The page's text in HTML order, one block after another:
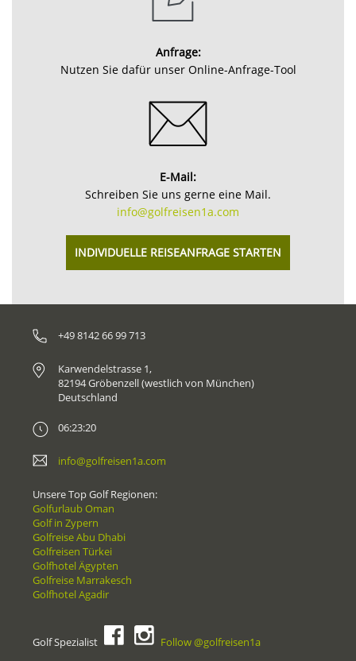
Anfrage:
Nutzen Sie dafür unser Online-Anfrage-Tool
E-Mail:
Schreiben Sie uns gerne eine Mail.
info@golfreisen1a.com
INDIVIDUELLE REISEANFRAGE STARTEN
+49 8142 66 99 713
Karwendelstrasse 1,
82194 Gröbenzell (westlich von München)
Deutschland
06:23:20
info@golfreisen1a.com
Unsere Top Golf Regionen:
Golfurlaub Oman
Golf in Zypern
Golfreise Abu Dhabi
Golfreisen Türkei
Golfhotel Ägypten
Golfreise Marrakesch
Golfhotel Agadir
Golf Spezialist Follow @golfreisen1a